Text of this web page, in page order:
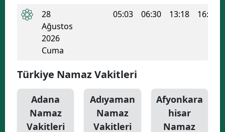
Bayburt
Şırnak
Bartın
28
Ağustos
2026
Cuma
05:03 06:30 13:18 16:59
Türkiye Namaz Vakitleri
Adana
Namaz
Vakitleri
Adıyaman
Namaz
Vakitleri
Afyonkara
hisar
Namaz